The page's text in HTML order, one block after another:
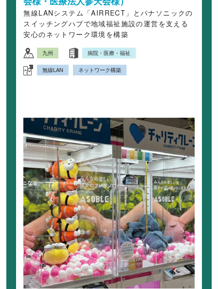
無線LANシステム「AIRRECT」とパナソニックの
スイッチングハブで地域福祉施設の運営を支える
安心のネットワーク環境を構築
九州 病院・医療・福祉
無線LAN ネットワーク構築